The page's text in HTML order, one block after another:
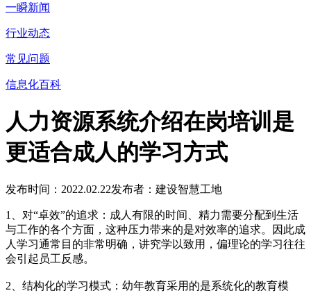
一瞬新闻
行业动态
常见问题
信息化百科
人力资源系统介绍在岗培训是
更适合成人的学习方式
发布时间：2022.02.22发布者：建设智慧工地
1、对“卓效”的追求：成人有限的时间、精力需要分配到生活
与工作的各个方面，这种压力带来的是对效率的追求。因此成
人学习通常目的非常明确，讲究学以致用，偏理论的学习往往
会引起员工反感。
2、结构化的学习模式：幼年教育采用的是系统化的教育模